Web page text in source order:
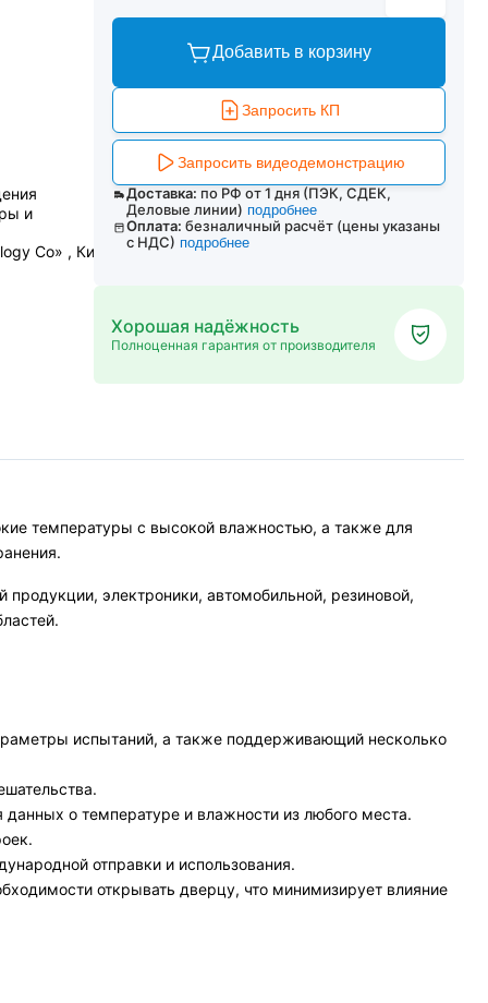
и
Co» , Китай
Добавить в корзину
Запросить КП
Запросить видеодемонстрацию
Доставка: по РФ от 1 дня (ПЭК, СДЕК,
Деловые линии) подробнее
Оплата: безналичный расчёт (цены указаны
с НДС) подробнее
Хорошая надёжность
Полноценная гарантия от производителя
температуры с высокой влажностью, а также для
продукции, электроники, автомобильной, резиновой,
испытаний, а также поддерживающий несколько
о температуре и влажности из любого места.
отправки и использования.
открывать дверцу, что минимизирует влияние